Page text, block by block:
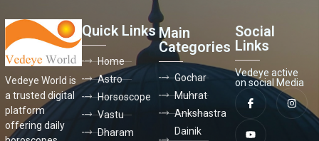
Vedeye World is
a trusted digital
platform
offering daily
Quick Links
Home
Astro
Horsoscope
Vastu
Dharam
Main
Categories
Gochar
Muhrat
Ankshastra
Dainik
Social
Links
Vedeye active
on social Media